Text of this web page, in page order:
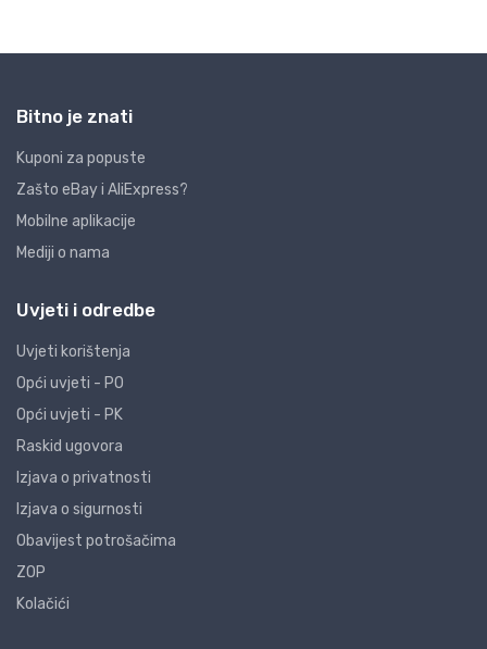
Bitno je znati
Kuponi za popuste
Zašto eBay i AliExpress?
Mobilne aplikacije
Mediji o nama
Uvjeti i odredbe
Uvjeti korištenja
Opći uvjeti - PO
Opći uvjeti - PK
Raskid ugovora
Izjava o privatnosti
Izjava o sigurnosti
Obavijest potrošačima
ZOP
Kolačići